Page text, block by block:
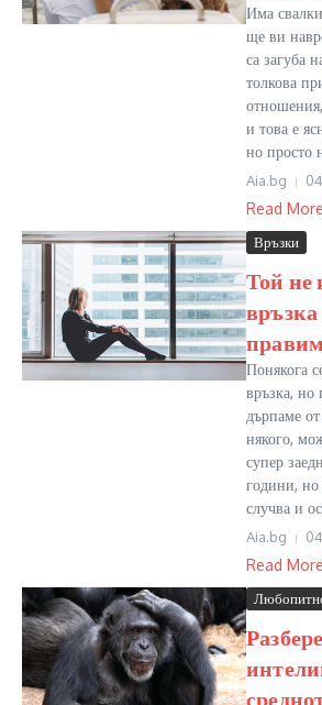
Има
ще ви
са загуба
толкова
и това е
но просто
Aia.bg
Read More
Връзки
Той не
връзка
Понякога
връзка, но
дърпаме
някого,
супер
години,
случва и
Aia.bg
Read More